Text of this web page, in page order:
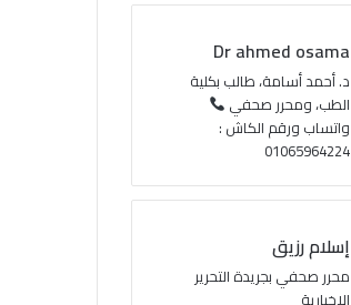
S
S
Dr ahmed osama
د. أحمد أسامة، طالب بكلية
الطب، ومحرر صحفي
واتساب ورقم الكاش :
01065964224
إسلام رزيق
محرر صحفي بجريدة التحرير
الاخبارية